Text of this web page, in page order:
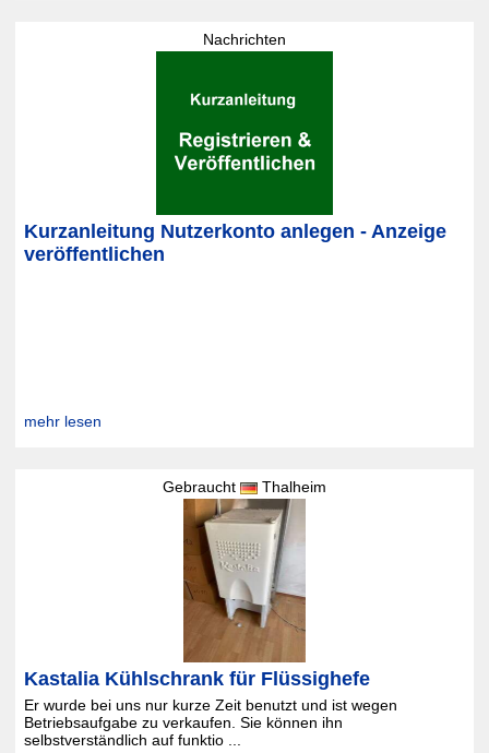
Nachrichten
Kurzanleitung Nutzerkonto anlegen - Anzeige
veröffentlichen
mehr lesen
Gebraucht Thalheim
Kastalia Kühlschrank für Flüssighefe
Er wurde bei uns nur kurze Zeit benutzt und ist wegen
Betriebsaufgabe zu verkaufen. Sie können ihn
selbstverständlich auf funktio ...